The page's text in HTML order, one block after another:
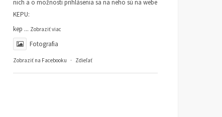
nich a o možnosti prihlásenia sa na neho sú na webe
KEPU:
kep ... Zobraziť viac
Fotografia
Zobraziť na Facebooku · Zdieľať